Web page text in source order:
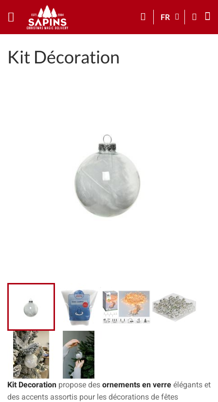
FR
Kit Décoration
Kit Decoration propose des ornements en verre élégants et
des accents assortis pour les décorations de fêtes